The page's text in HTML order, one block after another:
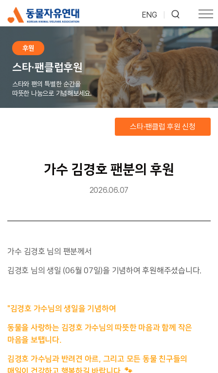
ENG
후원
스타·팬클럽후원
스타와 팬의 특별한 순간을
따뜻한 나눔으로 기념해보세요.
스타·팬클럽 후원 신청
가수 김경호 팬분의 후원
2026.06.07
가수 김경호 님의 팬분께서
김경호 님의 생일 (06월 07일)을 기념하여 후원해주셨습니다.
"김경호 가수님의 생일을 기념하여
동물을 사랑하는 김경호 가수님의 따뜻한 마음과 함께 작은
마음을 보탭니다.
김경호 가수님과 반려견 아르, 그리고 모든 동물 친구들의
매일이 건강하고 행복하길 바랍니다. 🐾